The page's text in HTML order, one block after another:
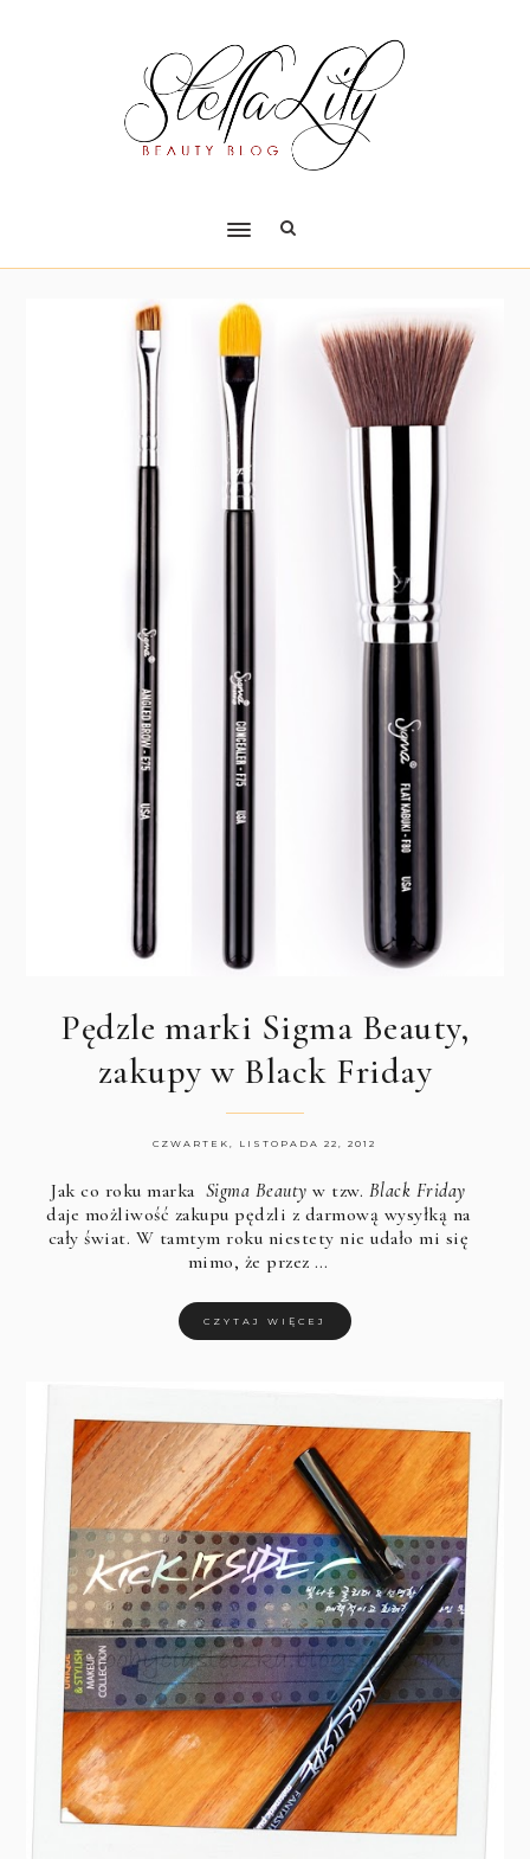
Pędzle marki Sigma Beauty,
zakupy w Black Friday
CZWARTEK, LISTOPADA 22, 2012
Jak co roku marka Sigma Beauty w tzw. Black Friday
daje możliwość zakupu pędzli z darmową wysyłką na
cały świat. W tamtym roku niestety nie udało mi się
mimo, że przez …
CZYTAJ WIĘCEJ